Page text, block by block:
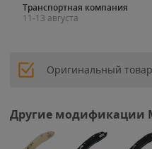
Транспортная компания
11-13 августа
Оригинальный товар
Другие модификации